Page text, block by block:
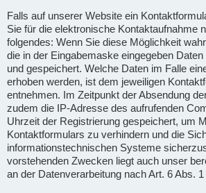
Falls auf unserer Website ein
Sie für die elektronische Kontaktaufnahme
folgendes: Wenn Sie diese Möglichkeit
die in der Eingabemaske eingegeben
und gespeichert. Welche Daten im Falle
erhoben werden, ist dem jeweiligen
entnehmen. Im Zeitpunkt der Absendung
zudem die IP-Adresse des aufrufenden
Uhrzeit der Registrierung gespeichert, um
Kontaktformulars zu verhindern und die
informationstechnischen Systeme
vorstehenden Zwecken liegt auch unser
an der Datenverarbeitung nach Art. 6 Abs.